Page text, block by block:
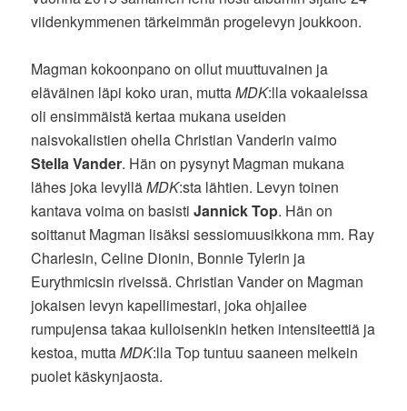
viidenkymmenen tärkeimmän progelevyn joukkoon.
Magman kokoonpano on ollut muuttuvainen ja
eläväinen läpi koko uran, muttaMDK:lla vokaaleissa
oli ensimmäistä kertaa mukana useiden
naisvokalistien ohella Christian Vanderin vaimo
Stella Vander. Hän on pysynyt Magman mukana
lähes joka levylläMDK:sta lähtien. Levyn toinen
kantava voima on basistiJannick Top. Hän on
soittanut Magman lisäksi sessiomuusikkona mm. Ray
Charlesin, Celine Dionin, Bonnie Tylerin ja
Eurythmicsin riveissä. Christian Vander on Magman
jokaisen levyn kapellimestari, joka ohjailee
rumpujensa takaa kulloisenkin hetken intensiteettiä ja
kestoa, muttaMDK:lla Top tuntuu saaneen melkein
puolet käskynjaosta.